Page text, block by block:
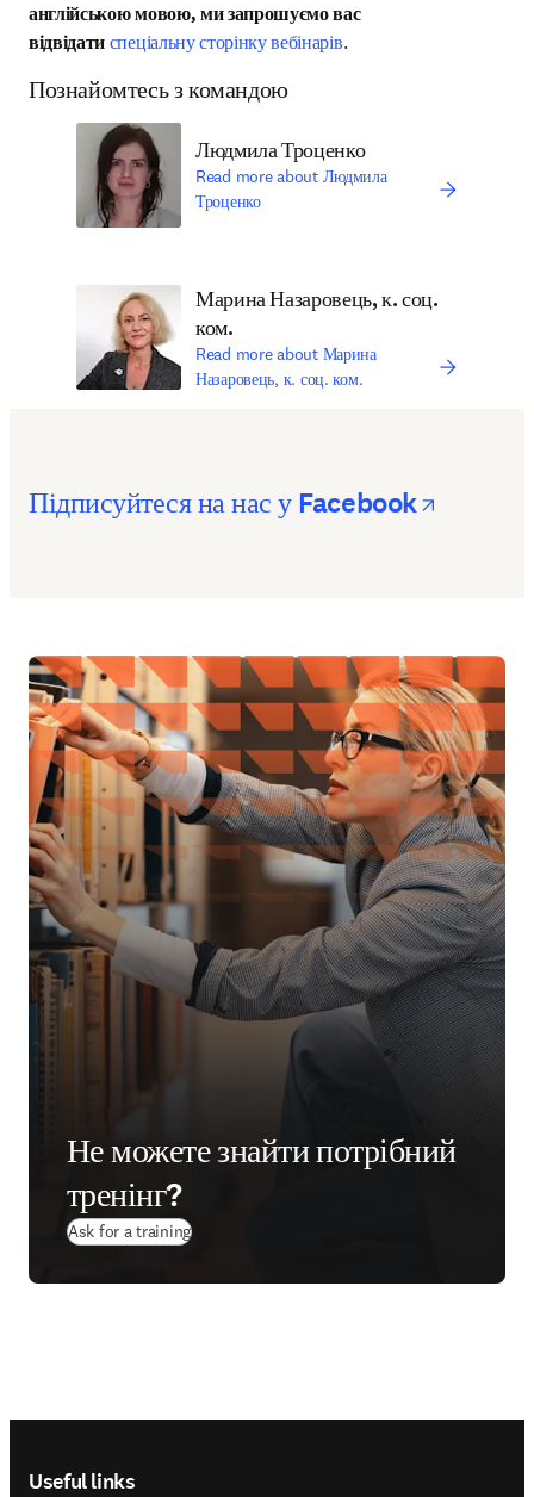
англійською мовою, ми запрошуємо вас
відвідати спеціальну сторінку вебінарів.
Познайомтесь з командою
Людмила Троценко
Read more about Людмила
Троценко
Марина Назаровець, к. соц.
ком.
Read more about Марина
Назаровець, к. соц. ком.
Підписуйтеся на нас у Facebook
Не можете знайти потрібний
тренінг?
Ask for a training
Useful links